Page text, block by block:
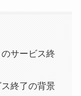
サービス終
終了の背景